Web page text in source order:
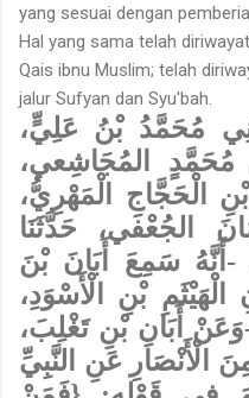
yang sesuai dengan
Hal yang sama telah
Qais ibnu Muslim; telah
jalur Sufyan dan Syu'bah.
مُحَمَّدُ بْنُ عَلِيٍّ،
مُحَمَّدٍ المُجَاشِعي،
الْحَجَّاجِ الْمَهْرِيُّ،
الجُعْفي، حَدَّثَنَا
-أَنَّهُ سَمِعَ أَبَانَ بْنَ
بْنِ الْأَسْوَدِ،
أَبَانِ بْنِ تَغْلِبَ،
عَنِ النَّبِيِّ